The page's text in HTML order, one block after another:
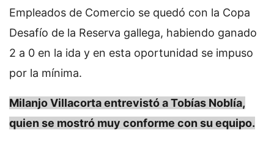
Empleados de Comercio se quedó con la Copa
Desafío de la Reserva gallega, habiendo ganado
2 a 0 en la ida y en esta oportunidad se impuso
por la mínima.
Milanjo Villacorta entrevistó a Tobías Noblía,
quien se mostró muy conforme con su equipo.